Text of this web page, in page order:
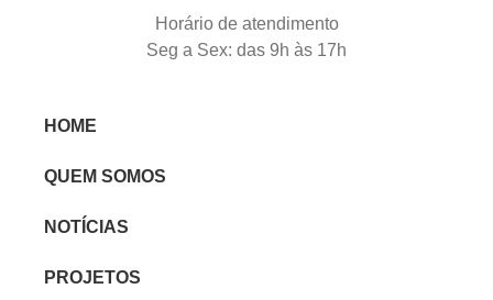
Horário de atendimento
Seg a Sex: das 9h às 17h
HOME
QUEM SOMOS
NOTÍCIAS
PROJETOS